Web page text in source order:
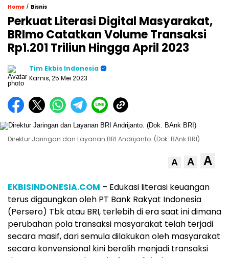
Home / Bisnis
Perkuat Literasi Digital Masyarakat,
BRImo Catatkan Volume Transaksi
Rp1.201 Triliun Hingga April 2023
Tim Ekbis Indonesia
Kamis, 25 Mei 2023
Direktur Jaringan dan Layanan BRI Andrijanto. (Dok. BAnk BRI)
A A A
EKBISINDONESIA.COM – Edukasi literasi keuangan
terus digaungkan oleh PT Bank Rakyat Indonesia
(Persero) Tbk atau BRI, terlebih di era saat ini dimana
perubahan pola transaksi masyarakat telah terjadi
secara masif, dari semula dilakukan oleh masyarakat
secara konvensional kini beralih menjadi transaksi